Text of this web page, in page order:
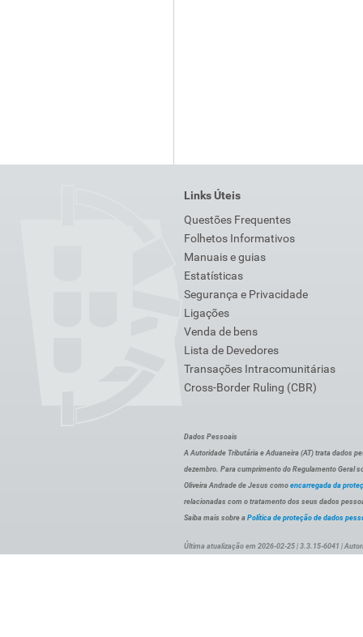
Links Úteis
Questões Frequentes
Folhetos Informativos
Manuais e guias
Estatísticas
Segurança e Privacidade
Ligações
Venda de bens
Lista de Devedores
Transações Intracomunitárias
Cross-Border Ruling (CBR)
Dados Pessoais
A Autoridade Tributária e Aduaneira (AT) trata dados
dezembro. Para cumprimento do Regulamento Geral
Oliveira Andrade de Jesus como encarregada da
relacionadas com o tratamento dos seus dados
Saiba mais sobre a Política de proteção de dados
Última atualização em 2026-02-25 | 3.3.15-6041 |